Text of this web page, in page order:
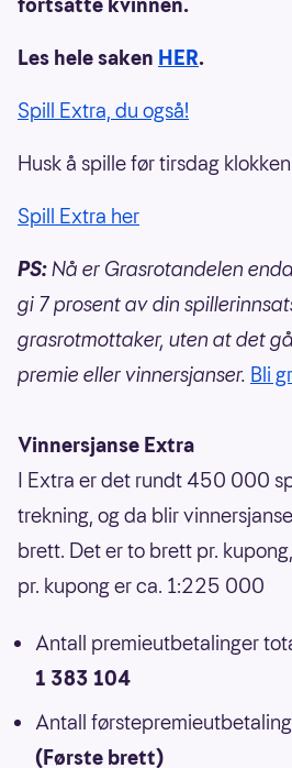
Les hele saken HER.
Spill Extra, du også!
Husk å spille før tirsdag
Spill Extra her
PS:Nå er Grasrotandelen
gi 7 prosent av din
grasrotmottaker, uten at det
premie eller vinnersjanser. Bli
Vinnersjanse Extra
I Extra er det rundt 450 000
trekning, og da blir
brett. Det er to brett pr.
pr. kupong er ca. 1:225 000
Antall premieutbetalinger
1 383 104
Antall
(Første brett)